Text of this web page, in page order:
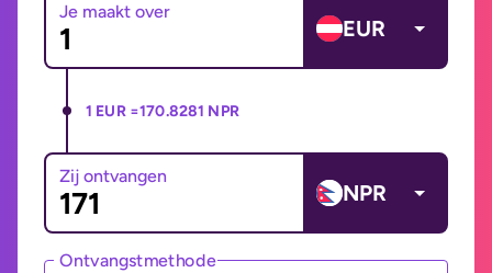
Je maakt over
EUR
1 EUR =170.8281 NPR
Zij ontvangen
NPR
Ontvangstmethode